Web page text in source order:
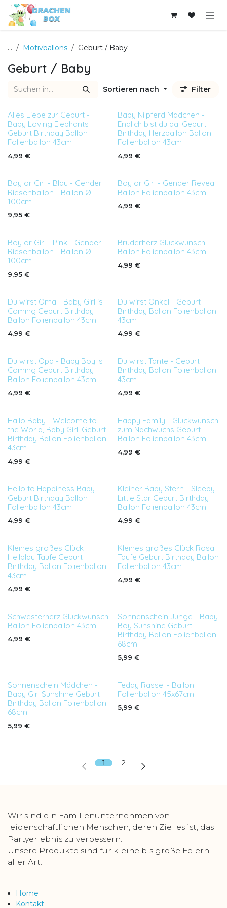
Zum Inhalt springen
... Motivballons Geburt / Baby
Geburt / Baby
Sortieren nach Filter
Alles Liebe zur Geburt -
Baby Loving Elephants
Geburt Birthday Ballon
Folienballon 43cm
4,99 €
Baby Nilpferd Mädchen -
Endlich bist du da! Geburt
Birthday Herzballon Ballon
Folienballon 43cm
4,99 €
Boy or Girl - Blau - Gender
Riesenballon - Ballon Ø
100cm
9,95 €
Boy or Girl - Gender Reveal
Ballon Folienballon 43cm
4,99 €
Boy or Girl - Pink - Gender
Riesenballon - Ballon Ø
100cm
9,95 €
Bruderherz Glückwunsch
Ballon Folienballon 43cm
4,99 €
Du wirst Oma - Baby Girl is
Coming Geburt Birthday
Ballon Folienballon 43cm
4,99 €
Du wirst Onkel - Geburt
Birthday Ballon Folienballon
43cm
4,99 €
Du wirst Opa - Baby Boy is
Coming Geburt Birthday
Ballon Folienballon 43cm
4,99 €
Du wirst Tante - Geburt
Birthday Ballon Folienballon
43cm
4,99 €
Hallo Baby - Welcome to
the World, Baby Girl! Geburt
Birthday Ballon Folienballon
43cm
4,99 €
Happy Family - Glückwunsch
zum Nachwuchs Geburt
Ballon Folienballon 43cm
4,99 €
Hello to Happiness Baby -
Geburt Birthday Ballon
Folienballon 43cm
4,99 €
Kleiner Baby Stern - Sleepy
Little Star Geburt Birthday
Ballon Folienballon 43cm
4,99 €
Kleines großes Glück
Hellblau Taufe Geburt
Birthday Ballon Folienballon
43cm
4,99 €
Kleines großes Glück Rosa
Taufe Geburt Birthday Ballon
Folienballon 43cm
4,99 €
Schwesterherz Glückwunsch
Ballon Folienballon 43cm
4,99 €
Sonnenschein Junge - Baby
Boy Sunshine Geburt
Birthday Ballon Folienballon
68cm
5,99 €
Sonnenschein Mädchen -
Baby Girl Sunshine Geburt
Birthday Ballon Folienballon
68cm
5,99 €
Teddy Rassel - Ballon
Folienballon 45x67cm
5,99 €
1 2
Wir sind ein Familienunternehmen von
leidenschaftlichen Menschen, deren Ziel es ist, das
Partyerlebnis zu verbessern.
Unsere Produkte sind für kleine bis große Feiern
aller Art.
Home
Kontakt